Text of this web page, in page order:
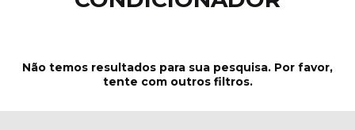
Não temos resultados para sua pesquisa. Por favor,
tente com outros filtros.